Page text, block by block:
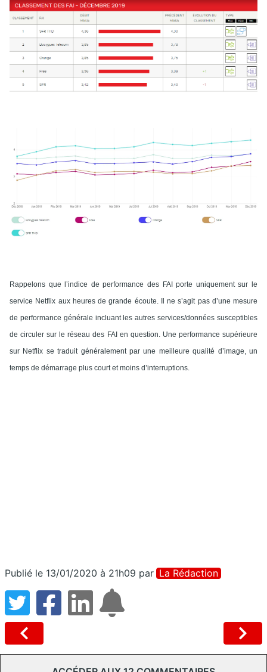
Rappelons que l’indice de performance des FAIporte uniquement sur le
service Netflix aux heures de grande écoute. Il ne s’agit pas d’une mesure
de performance générale incluant les autres services/données susceptibles
de circuler sur le réseau des FAI en question. Une performance supérieure
sur Netflix se traduit généralement par une meilleure qualité d’image, un
temps de démarrage plus court et moins d’interruptions.
Publié le 13/01/2020 à 21h09 par La Rédaction